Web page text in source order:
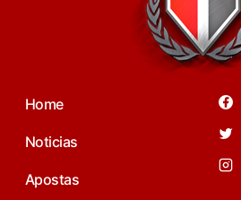
Home
Noticias
Apostas